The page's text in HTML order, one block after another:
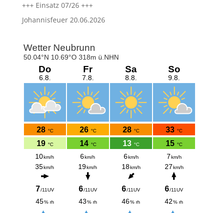
+++ Einsatz 07/26 +++
Johannisfeuer 20.06.2026